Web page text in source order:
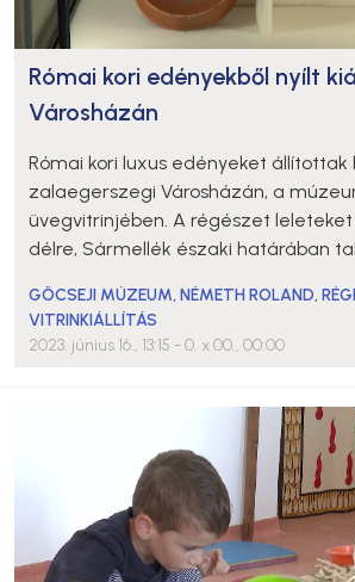
Római kori edényekből nyílt
Városházán
Római kori luxus edényeket állítottak
zalaegerszegi Városházán, a
üvegvitrinjében. A régészet leleteket
délre, Sármellék északi határában
GÖCSEJI MÚZEUM,NÉMETH ROLAND,
VITRINKIÁLLÍTÁS
2023. június 16., 13:15 - 0. x 00., 00:00